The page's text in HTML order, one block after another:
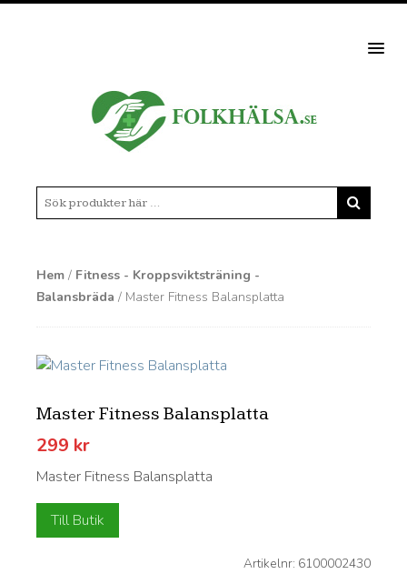
Hem / Fitness - Kroppsviktsträning -
Balansbräda / Master Fitness Balansplatta
Master Fitness Balansplatta
299 kr
Master Fitness Balansplatta
Till Butik
Artikelnr: 6100002430